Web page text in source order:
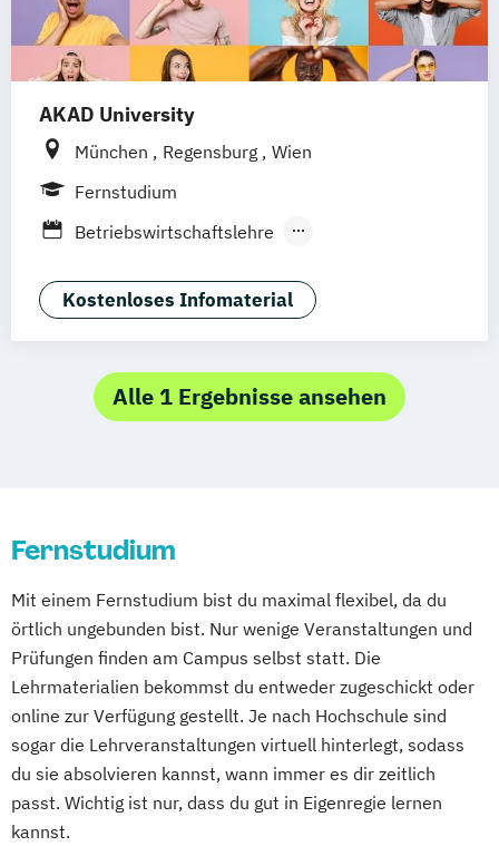
AKAD University
München Regensburg
Wien
Fernstudium
Betriebswirtschaftslehre
Taxation
Betriebswirtschaftslehre – Banking &
Controlling
Controlling und Data Analytics
Digital Business Management
Informatik
Digital Leadership and Communication
Digital Management und Leadership
Elektro- und Informationstechnik
Elektrotechnik
Entrepreneurship und Innovation
Ernährungswissenschaften
Kostenloses Infomaterial
Alle 1 Ergebnisse ansehen
Fernstudium
Mit einem Fernstudium bist du maximal flexibel, da du
örtlich ungebunden bist. Nur wenige Veranstaltungen und
Prüfungen finden am Campus selbst statt. Die
Lehrmaterialien bekommst du entweder zugeschickt oder
online zur Verfügung gestellt. Je nach Hochschule sind
sogar die Lehrveranstaltungen virtuell hinterlegt, sodass
du sie absolvieren kannst, wann immer es dir zeitlich
passt. Wichtig ist nur, dass du gut in Eigenregie lernen
kannst.